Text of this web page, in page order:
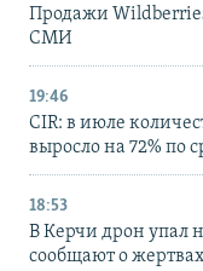
Продажи
СМИ
19:46
CIR: в июле
выросло на 72% по
18:53
В Керчи дрон упал
сообщают о жертвах